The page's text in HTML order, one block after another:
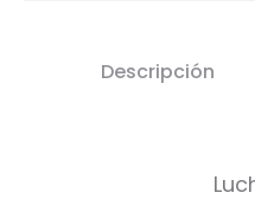
Descripción